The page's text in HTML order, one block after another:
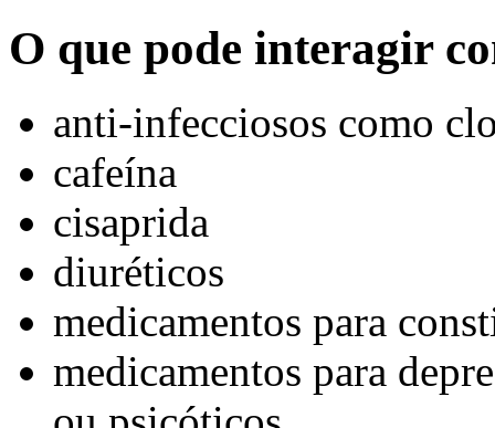
O que pode interagir
anti-infecciosos como
cafeína
cisaprida
diuréticos
medicamentos para
medicamentos para